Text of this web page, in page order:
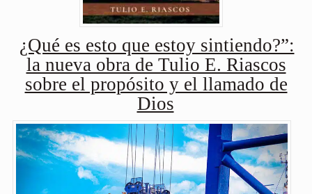
¿Qué es esto que estoy sintiendo?”:
la nueva obra de Tulio E. Riascos
sobre el propósito y el llamado de
Dios